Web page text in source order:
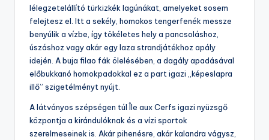
lélegzetelállító türkizkék lagúnákat, amelyeket sosem
felejtesz el. Itt a sekély, homokos tengerfenék messze
benyúlik a vízbe, így tökéletes hely a pancsoláshoz,
úszáshoz vagy akár egy laza strandjátékhoz apály
idején. A buja filao fák ölelésében, a dagály apadásával
előbukkanó homokpadokkal ez a part igazi „képeslapra
illő” szigetélményt nyújt.
A látványos szépségen túl Île aux Cerfs igazi nyüzsgő
központja a kirándulóknak és a vízi sportok
szerelmeseinek is. Akár pihenésre, akár kalandra vágysz,